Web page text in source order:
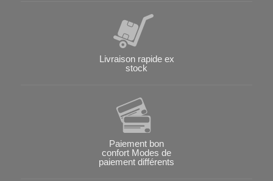
Livraison rapide ex
stock
Paiement bon
confort Modes de
paiement différents